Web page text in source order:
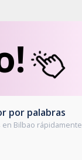
por palabras
en Bilbao rápidamente